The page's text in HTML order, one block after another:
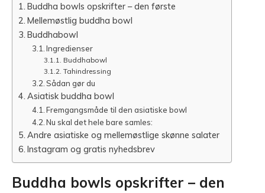
Buddha bowls opskrifter – den første
Mellemøstlig buddha bowl
Buddhabowl
Ingredienser
Buddhabowl
Tahindressing
Sådan gør du
Asiatisk buddha bowl
Fremgangsmåde til den asiatiske bowl
Nu skal det hele bare samles:
Andre asiatiske og mellemøstlige skønne salater
Instagram og gratis nyhedsbrev
Buddha bowls opskrifter – den